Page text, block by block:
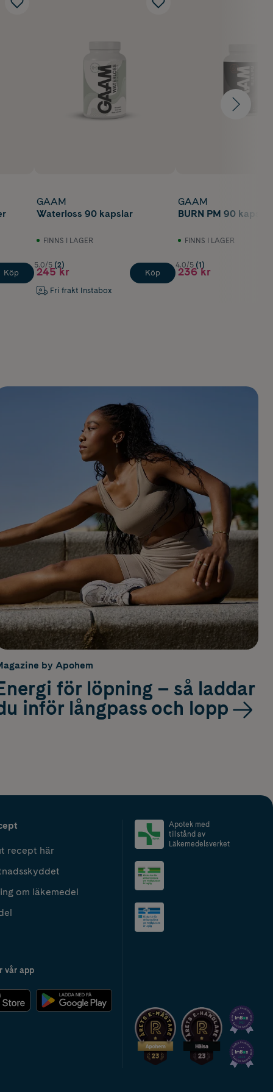
Köp
GAAM
Waterloss 90 kapslar
FINNS I LAGER
5.0/5 (2)
245 kr
Fri frakt Instabox
Köp
GAAM
BURN PM 90 kapslar
FINNS I LAGER
4.0/5 (1)
236 kr
by Apohem
för löpning – så laddar
inför långpass och lopp
recept här
om läkemedel
vår app
Apotek med
tillstånd av
Läkemedelsverket
2024